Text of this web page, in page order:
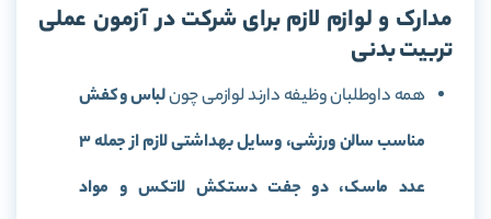
مدارک و لوازم لازم برای شرکت در آزمون عملی
تربیت بدنی
همه داوطلبان وظیفه دارند لوازمی چونلباس و کفش
مناسب سالن ورزشی، وسایل بهداشتی لازم از جمله 3
عدد ماسک، دو جفت دستکش لاتکس و مواد